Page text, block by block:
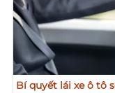
Bí quyết lái xe ô tô